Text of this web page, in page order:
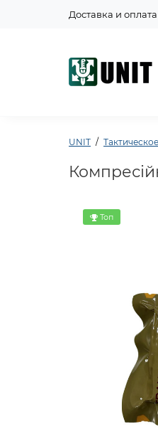
Доставка и оплата
UNIT
Топ